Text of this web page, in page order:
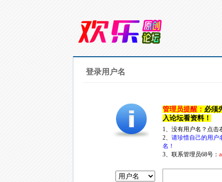
登录用户名
管理员提醒： 必须
入论坛看资料！
1、没有用户名？点
2、 请珍惜自己的用户
名！
3、联系管理员68号：